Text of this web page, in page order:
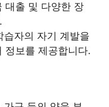
대출 및 다양한 장
습자의 자기 계발을
정보를 제공합니다.